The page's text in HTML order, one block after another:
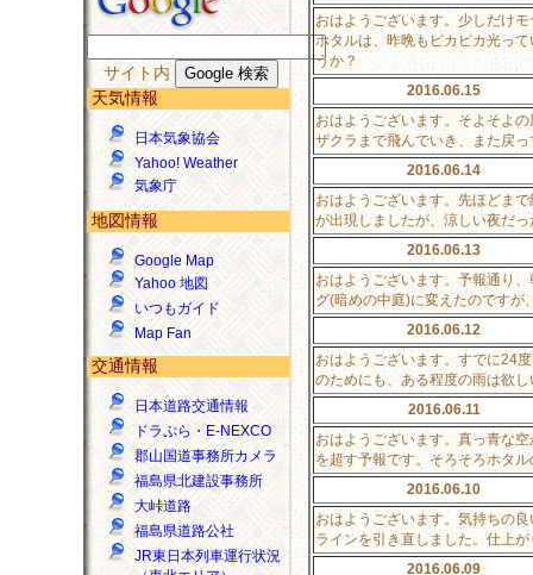
サイト内
天気情報
日本気象協会
Yahoo! Weather
気象庁
地図情報
Google Map
Yahoo 地図
いつもガイド
Map Fan
交通情報
日本道路交通情報
ドラぷら・E-NEXCO
郡山国道事務所カメラ
福島県北建設事務所
大峠道路
福島県道路公社
JR東日本列車運行状況
おはようございます。少しだけ
ホタルは、昨晩もピカピカ光っ
うか？
2016.06.15
おはようございます。そよそよ
ザクラまで飛んでいき、また戻
2016.06.14
おはようございます。先ほどま
が出現しましたが、涼しい夜だ
2016.06.13
おはようございます。予報通り
グ(暗めの中庭)に変えたのです
2016.06.12
おはようございます。すでに24
のためにも、ある程度の雨は欲
2016.06.11
おはようございます。真っ青な
を超す予報です。そろそろホタ
2016.06.10
おはようございます。気持ちの
ラインを引き直しました。仕上
2016.06.09